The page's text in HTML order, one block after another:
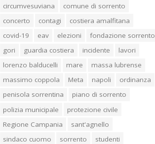
circumvesuviana
comune di sorrento
concerto
contagi
costiera amalfitana
covid-19
eav elezioni
fondazione sorrento
gori
guardia costiera incidente
lavori
lorenzo balducelli
mare
massa lubrense
massimo coppola
Meta napoli
ordinanza
penisola sorrentina
piano di sorrento
polizia municipale
protezione civile
Regione Campania
sant'agnello
sindaco cuomo
sorrento
studenti